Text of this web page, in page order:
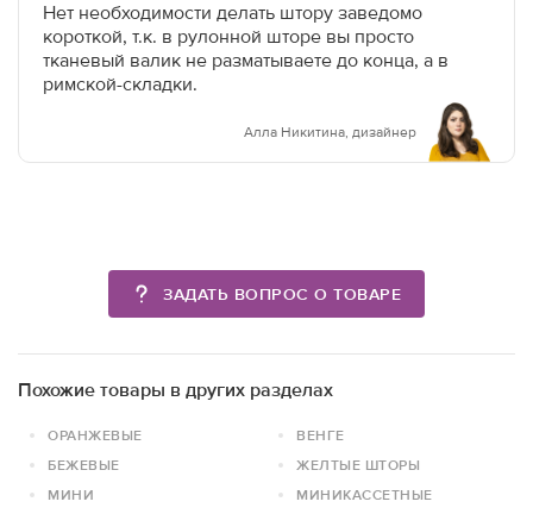
Нет необходимости делать штору заведомо
короткой, т.к. в рулонной шторе вы просто
тканевый валик не разматываете до конца, а в
римской-складки.
Алла Никитина, дизайнер
ЗАДАТЬ ВОПРОС О ТОВАРЕ
Похожие товары в других разделах
ОРАНЖЕВЫЕ
ВЕНГЕ
БЕЖЕВЫЕ
ЖЕЛТЫЕ ШТОРЫ
МИНИ
МИНИКАССЕТНЫЕ